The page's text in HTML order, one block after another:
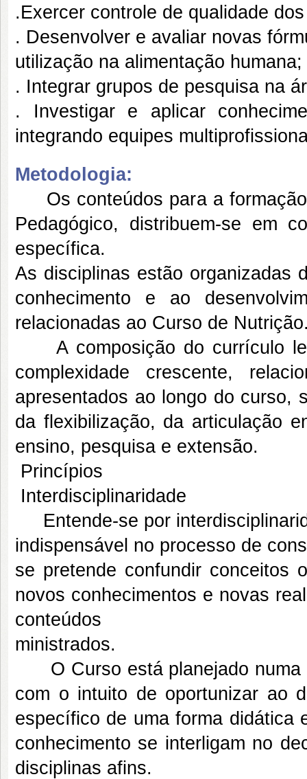
.Exercer controle de qualidade
. Desenvolver e avaliar novas
utilização na alimentação humana;
. Integrar grupos de pesquisa na
. Investigar e aplicar
integrando equipes
Metodologia:
Os conteúdos para a formação
Pedagógico, distribuem-se em
específica.
As disciplinas estão organizadas
conhecimento e ao
relacionadas ao Curso de
A composição do currículo
complexidade crescente,
apresentados ao longo do curso,
da flexibilização, da articulação
ensino, pesquisa e extensão.
Princípios
Interdisciplinaridade
Entende-se por
indispensável no processo de
se pretende confundir conceitos
novos conhecimentos e novas
conteúdos
ministrados.
O Curso está planejado numa
com o intuito de oportunizar ao
específico de uma forma didática
conhecimento se interligam no
disciplinas afins.